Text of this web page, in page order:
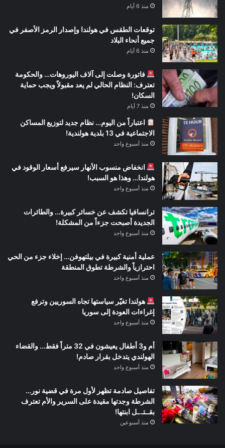
منذ 6 أيام
توقعات الطقس في هولندا وإصدار الرمز الأصفر في
جميع أنحاء البلاد
منذ 6 أيام
فاتورة وصلت إلى آلاف اليوروهات… والحكومة
تعترف: النظام الحالي لم يعد مقبولاً ويجب حماية
السكان!
منذ 7 أيام
اعتباراً من اليوم… نظام جديد لتوزيع المساكن
الاجتماعية في 13 بلدية هولندية!
منذ أسبوع واحد
انخفاض منسوب الأنهار سيرفع أسعار الوقود في
هولندا… وهذا هو السبب!
منذ أسبوع واحد
ترانسافيا تكشف عن خسائر كبيرة… والطائرات
الجديدة أصبحت جزءاً من المشكلة!
منذ أسبوع واحد
عملية أمنية كبيرة في بيلتهوفن… إخلاء جزء من الحي
احترازياً والشرطة تطوق المنطقة
منذ أسبوع واحد
هولندا تغيّر سياستها تجاه السوريين وترفع
إغراءات العودة إلى سوريا
منذ أسبوع واحد
أم و3 أطفال يعيشون في 32 متراً فقط… والقضاء
الهولندي يتدخل بقرار صادم!
منذ أسبوع واحد
تفاصيل صادمة تظهر لأول مرة في قضية نور…
الشرطة وجدتها مقيدة على السرير والأم تعترف
بقــتـ.ـل ابنتها!
منذ أسبوعين